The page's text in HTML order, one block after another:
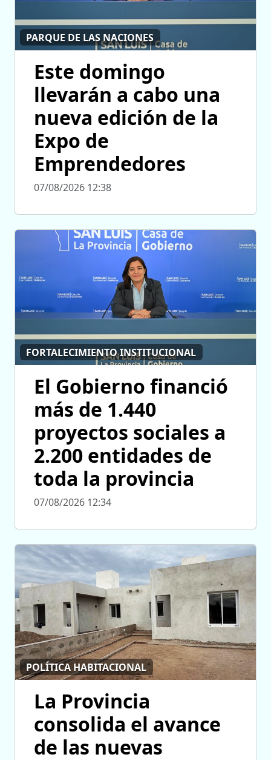
PARQUE DE LAS NACIONES
Este domingo
llevarán a cabo una
nueva edición de la
Expo de
Emprendedores
07/08/2026 12:38
FORTALECIMIENTO INSTITUCIONAL
El Gobierno financió
más de 1.440
proyectos sociales a
2.200 entidades de
toda la provincia
07/08/2026 12:34
POLÍTICA HABITACIONAL
La Provincia
consolida el avance
de las nuevas